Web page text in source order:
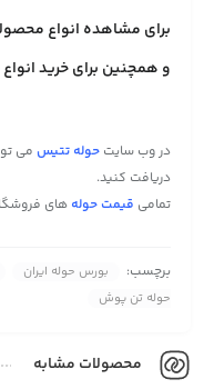
برای مشاهده انواع
و همچنین برای خرید انواع
در وب سایت حوله تتیس می
دریافت کنید.
تمامی قیمت حوله های
برچسب: بورس حوله ایران
حوله تن پوش
محصولات مشابه